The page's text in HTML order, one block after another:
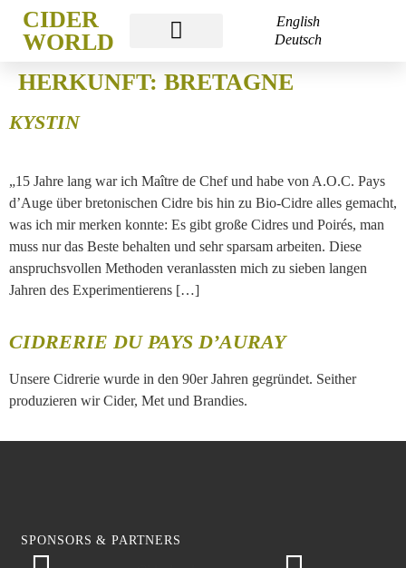
CIDER
WORLD
English
Deutsch
HERKUNFT: BRETAGNE
KYSTIN
„15 Jahre lang war ich Maître de Chef und habe von A.O.C. Pays
d’Auge über bretonischen Cidre bis hin zu Bio-Cidre alles gemacht,
was ich mir merken konnte: Es gibt große Cidres und Poirés, man
muss nur das Beste behalten und sehr sparsam arbeiten. Diese
anspruchsvollen Methoden veranlassten mich zu sieben langen
Jahren des Experimentierens […]
CIDRERIE DU PAYS D’AURAY
Unsere Cidrerie wurde in den 90er Jahren gegründet. Seither
produzieren wir Cider, Met und Brandies.
SPONSORS & PARTNERS